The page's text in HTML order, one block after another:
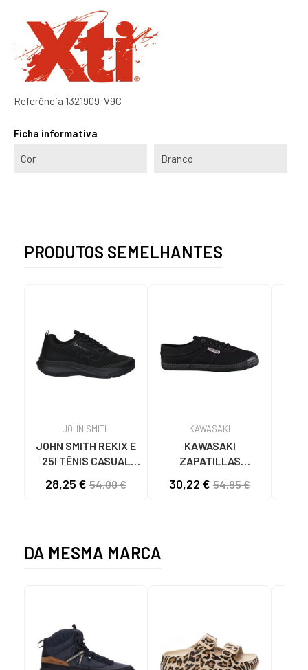
Referência 1321909-V9C
Ficha informativa
Cor Branco
PRODUTOS SEMELHANTES
JOHN SMITH
JOHN SMITH REKIX E
25I TÊNIS CASUAL
NEGRO
28,25 € 54,00 €
KAWASAKI
KAWASAKI
ZAPATILLAS
CANVAS K192495
30,22 € 54,95 €
DA MESMA MARCA